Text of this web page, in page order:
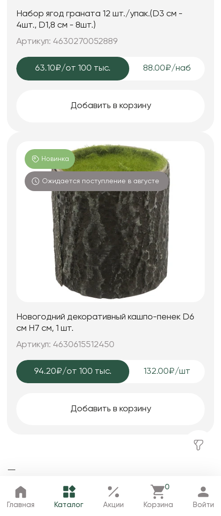
Набор ягод граната 12 шт./упак.(D3 см -
4шт., D1,8 см - 8шт.)
Артикул: 4630270052889
63.10₽/от 100 тыс. 88.00₽/наб
Добавить в корзину
Новинка
Ожидается поступление в августе
Новогодний декоративный кашпо-пенек D6
см H7 см, 1 шт.
Артикул: 4630615512450
94.20₽/от 100 тыс. 132.00₽/шт
Добавить в корзину
Главная Каталог Избранное Корзина Профиль
Главная Каталог Акции
0
Корзина Войти